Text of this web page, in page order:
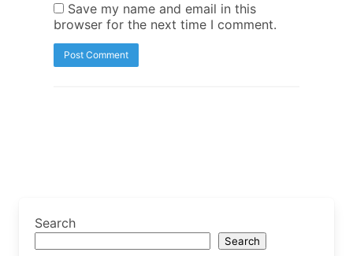
Save my name and email in this
browser for the next time I comment.
Search
Search